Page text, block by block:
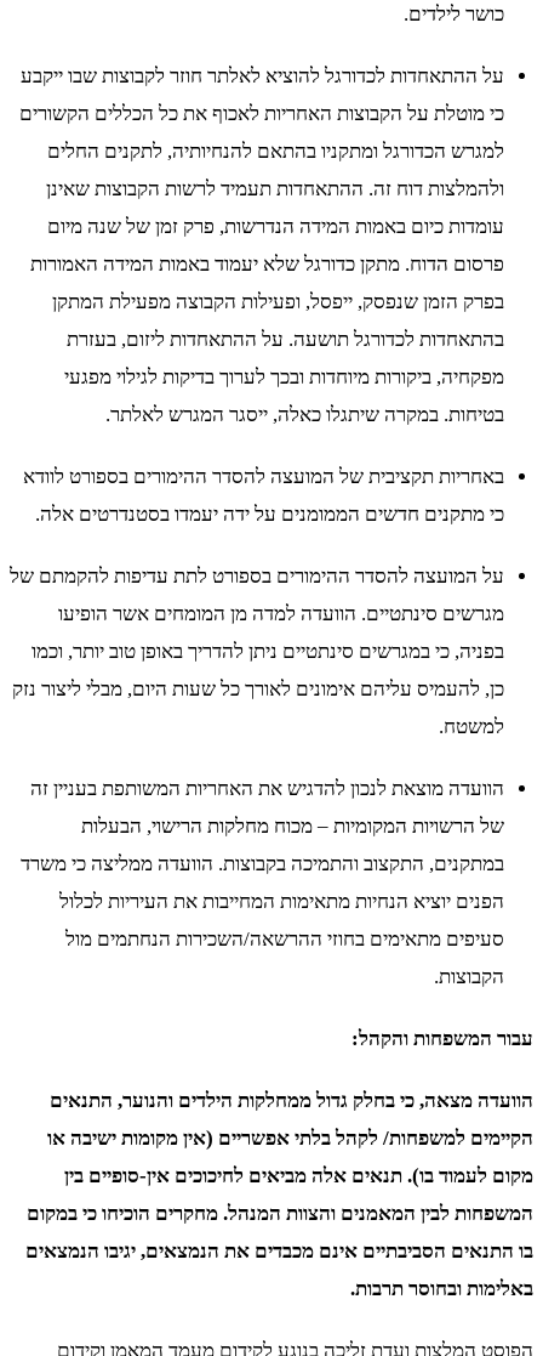
כושר לילדים.
על ההתאחדות לכדורגל להוציא לאלתר חוזר לקבוצות שבו ייקבע
כי מוטלת על הקבוצות האחריות לאכוף את כל הכללים הקשורים
למגרש הכדורגל ומתקניו בהתאם להנחיותיה, לתקנים החלים
ולהמלצות דוח זה. ההתאחדות תעמיד לרשות הקבוצות שאינן
עומדות כיום באמות המידה הנדרשות, פרק זמן של שנה מיום
פרסום הדוח. מתקן כדורגל שלא יעמוד באמות המידה האמורות
בפרק הזמן שנפסק, ייפסל, ופעילות הקבוצה מפעילת המתקן
בהתאחדות לכדורגל תושעה. על ההתאחדות ליזום, בעזרת
מפקחיה, ביקורות מיוחדות ובכך לערוך בדיקות לגילוי מפגעי
בטיחות. במקרה שיתגלו כאלה, ייסגר המגרש לאלתר.
באחריות תקציבית של המועצה להסדר ההימורים בספורט לוודא
כי מתקנים חדשים הממומנים על ידה יעמדו בסטנדרטים אלה.
על המועצה להסדר ההימורים בספורט לתת עדיפות להקמתם של
מגרשים סינתטיים. הוועדה למדה מן המומחים אשר הופיעו
בפניה, כי במגרשים סינתטיים ניתן להדריך באופן טוב יותר, וכמו
כן, להעמיס עליהם אימונים לאורך כל שעות היום, מבלי ליצור נזק
למשטח.
הוועדה מוצאת לנכון להדגיש את האחריות המשותפת בעניין זה
של הרשויות המקומיות – מכוח מחלקות הרישוי, הבעלות
במתקנים, התקצוב והתמיכה בקבוצות. הוועדה ממליצה כי משרד
הפנים יוציא הנחיות מתאימות המחייבות את העיריות לכלול
סעיפים מתאימים בחוזי ההרשאה/השכירות הנחתמים מול
הקבוצות.
עבור המשפחות והקהל:
הוועדה מצאה, כי בחלק גדול ממחלקות הילדים והנוער, התנאים
הקיימים למשפחות/ לקהל בלתי אפשריים (אין מקומות ישיבה או
מקום לעמוד בו). תנאים אלה מביאים לחיכוכים אין-סופיים בין
המשפחות לבין המאמנים והצוות המנהל. מחקרים הוכיחו כי במקום
בו התנאים הסביבתיים אינם מכבדים את הנמצאים, יגיבו הנמצאים
באלימות ובחוסר תרבות.
הפוסט המלצות ועדת זליכה בנוגע לקידום מעמד המאמן וקידום